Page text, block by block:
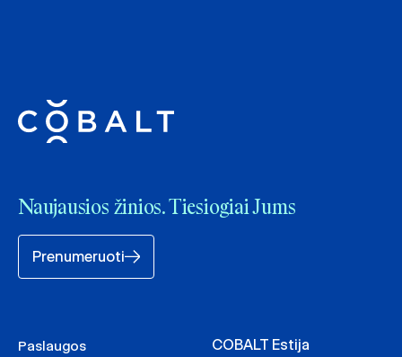
Naujausios žinios. Tiesiogiai Jums
Prenumeruoti
Paslaugos
COBALT Estija